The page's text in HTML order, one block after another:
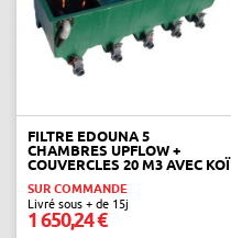
FILTRE EDOUNA 5
CHAMBRES UPFLOW +
COUVERCLES 20 M3 AVEC KOÏ
SUR COMMANDE
Livré sous + de 15j
1 650,24 €